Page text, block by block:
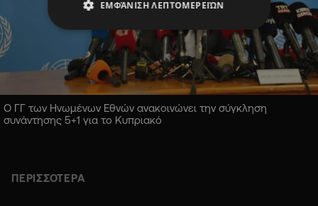
Ο ΓΓ των Ηνωμένων Εθνών ανακοινώνει την σύγκληση
συνάντησης 5+1 για το Κυπριακό
ΠΕΡΙΣΣΟΤΕΡΑ
ΕΜΦΆΝΙΣΗ ΛΕΠΤΟΜΕΡΕΙΏΝ